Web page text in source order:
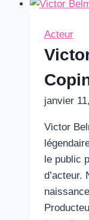
Acteur
janvier
Victor
le public
d’acteur.